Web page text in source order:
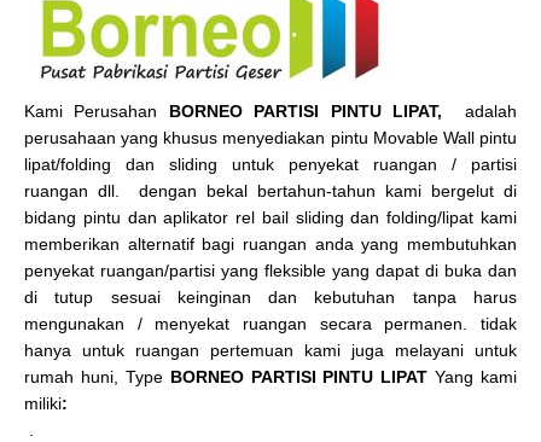
Kami Perusahan BORNEO PARTISI PINTU LIPAT, adalah
perusahaan yang khusus menyediakan pintu Movable Wall pintu
lipat/folding dan sliding untuk penyekat ruangan / partisi
ruangan dll. dengan bekal bertahun-tahun kami bergelut di
bidang pintu dan aplikator rel bail sliding dan folding/lipat kami
memberikan alternatif bagi ruangan anda yang membutuhkan
penyekat ruangan/partisi yang fleksible yang dapat di buka dan
di tutup sesuai keinginan dan kebutuhan tanpa harus
mengunakan / menyekat ruangan secara permanen. tidak
hanya untuk ruangan pertemuan kami juga melayani untuk
rumah huni, Type BORNEO PARTISI PINTU LIPAT Yang kami
miliki: